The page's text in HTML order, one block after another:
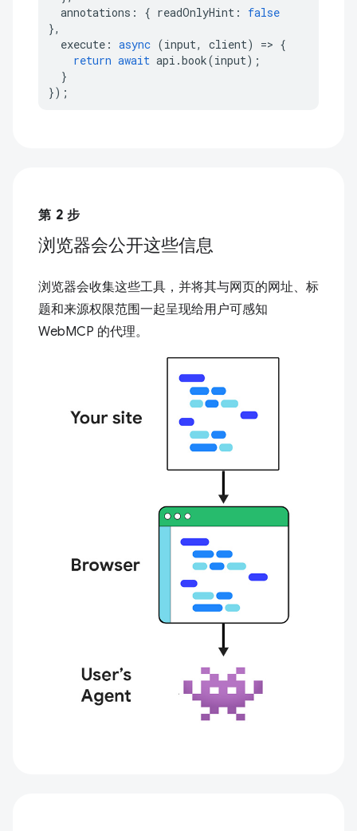
annotations : { readOnlyHint :
false
},
execute : async (input, client) => {
return await api .book(input);
}
});
第 2 步
浏览器会公开这些信息
浏览器会收集这些工具，并将其与网页的网址、标
题和来源权限范围一起呈现给用户可感知
WebMCP 的代理。